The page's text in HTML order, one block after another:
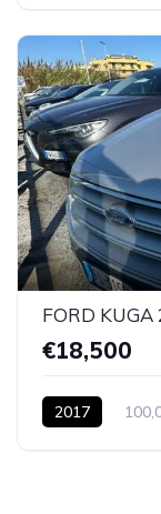
FORD
€18,500
2017